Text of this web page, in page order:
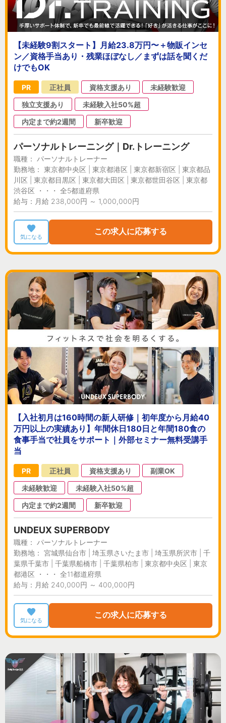
【未経験9割スタート】月給23.8万円〜＋物販インセ
ン／資格手当あり・残業ほぼなし／まずは話を聞くだ
けでもOK
PR 正社員 資格支援あり
未経験歓迎
独立支援あり
未経験入社50%超
内定まで約2週間
新卒歓迎
パーソナルトレーニング｜Dr.トレーニング
職種： パーソナルトレーナー
勤務地： 東京都中央区 | 東京都港区 | 東京都新宿区 | 東京都品
川区 | 東京都目黒区 | 東京都大田区 | 東京都世田谷区 | 東京都
渋谷区 ・・・ 全5都道府県
給与：月給 238,000円 ～ 1,000,000円
気になる
この求人に応募する
【入社初月は160時間の新人研修｜初年度から月給40
万円以上の実績あり】年間休日180日と年間180食の
食事手当で社員をサポート｜外部セミナー無料受講手
当
PR 正社員 資格支援あり
副業OK
未経験歓迎
未経験入社50%超
内定まで約2週間
新卒歓迎
UNDEUX SUPERBODY
職種： パーソナルトレーナー
勤務地： 宮城県仙台市 | 埼玉県さいたま市 | 埼玉県所沢市 | 千
葉県千葉市 | 千葉県船橋市 | 千葉県柏市 | 東京都中央区 | 東京
都港区 ・・・ 全11都道府県
給与：月給 240,000円 ～ 400,000円
気になる
この求人に応募する